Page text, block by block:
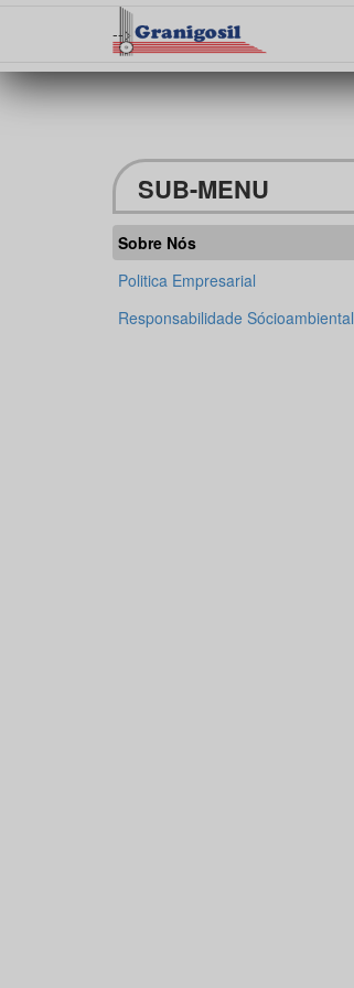
-->
SUB-MENU
Sobre Nós
Politica Empresarial
Responsabilidade Sócioambiental